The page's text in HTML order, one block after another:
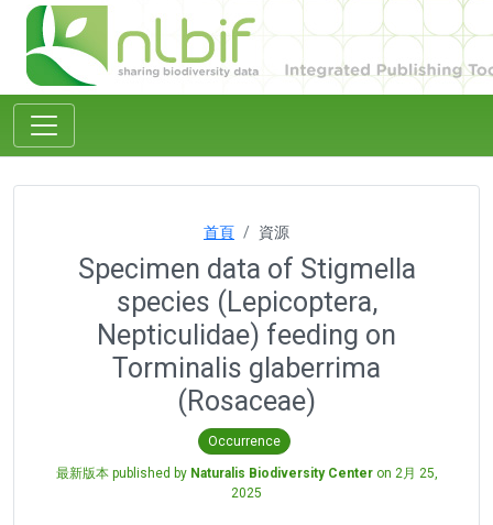
首頁 資源
Specimen data of Stigmella
species (Lepicoptera,
Nepticulidae) feeding on
Torminalis glaberrima
(Rosaceae)
Occurrence
最新版本 published by Naturalis Biodiversity Centeron 2月 25,
2025